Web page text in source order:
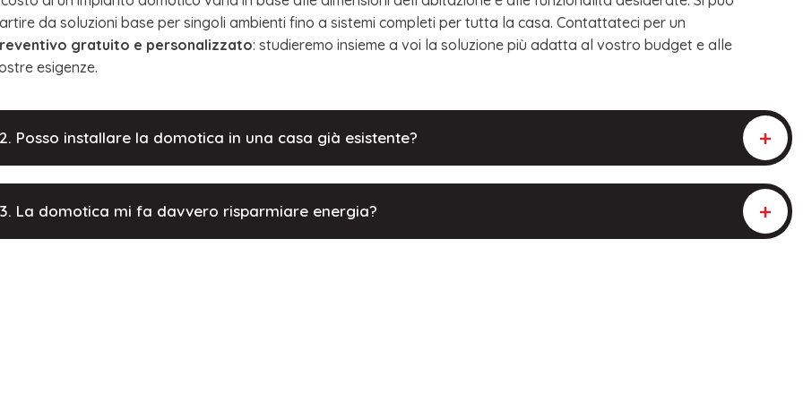
da soluzioni base per singoli ambienti fino a sistemi completi per tutta la casa. Contattateci per un
gratuito e personalizzato: studieremo insieme a voi la soluzione più adatta al vostro budget e alle
esigenze.
Posso installare la domotica in una casa già esistente?
La domotica mi fa davvero risparmiare energia?